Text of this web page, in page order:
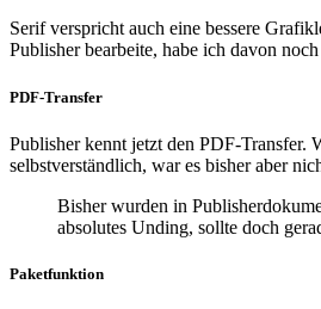
Serif verspricht auch eine bessere
Publisher bearbeite, habe ich davon
PDF-Transfer
Publisher kennt jetzt den PDF-Transfer.
selbstverständlich, war es bisher aber
Bisher wurden in
absolutes Unding, sollte doch
Paketfunktion